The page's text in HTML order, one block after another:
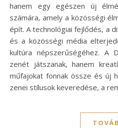
hanem egy egészen új
számára, amely a közösségi
épít. A technológiai fejlődés, a
és a közösségi média
kultúra népszerűségéhez. A
zenét játszanak, hanem
műfajokat fonnak össze és új
zenei stílusok keveredése, a